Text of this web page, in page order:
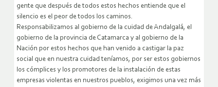
gente que después de todos estos hechos entiende que el
silencio es el peor de todos los caminos.
Responsabilizamos al gobierno de la cuidad de Andalgalá, el
gobierno de la provincia de Catamarca y al gobierno de la
Nación por estos hechos que han venido a castigar la paz
social que en nuestra cuidad teníamos, por ser estos gobiernos
los cómplices y los promotores de la instalación de estas
empresas violentas en nuestros pueblos, exigimos una vez más